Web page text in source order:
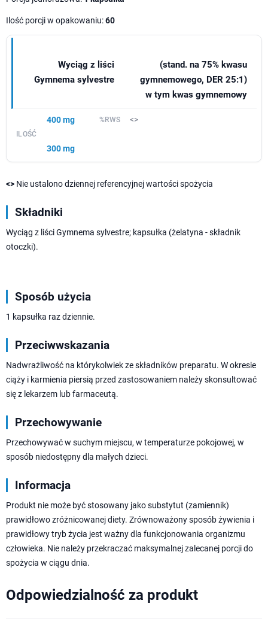
Ilość porcji w opakowaniu:60
Wyciąg z liści
Gymnema sylvestre
(stand. na 75% kwasu
gymnemowego, DER 25:1)
w tym kwas gymnemowy
400 mg
300 mg
<>
<> Nie ustalono dziennej referencyjnej wartości spożycia
Składniki
Wyciąg z liści Gymnema sylvestre; kapsułka (żelatyna - składnik
otoczki).
Sposób użycia
1 kapsułka raz dziennie.
Przeciwwskazania
Nadwrażliwość na którykolwiek ze składników preparatu. W okresie
ciąży i karmienia piersią przed zastosowaniem należy skonsultować
się z lekarzem lub farmaceutą.
Przechowywanie
Przechowywać w suchym miejscu, w temperaturze pokojowej, w
sposób niedostępny dla małych dzieci.
Informacja
Produkt nie może być stosowany jako substytut (zamiennik)
prawidłowo zróżnicowanej diety. Zrównoważony sposób żywienia i
prawidłowy tryb życia jest ważny dla funkcjonowania organizmu
człowieka. Nie należy przekraczać maksymalnej zalecanej porcji do
spożycia w ciągu dnia.
Odpowiedzialność za produkt